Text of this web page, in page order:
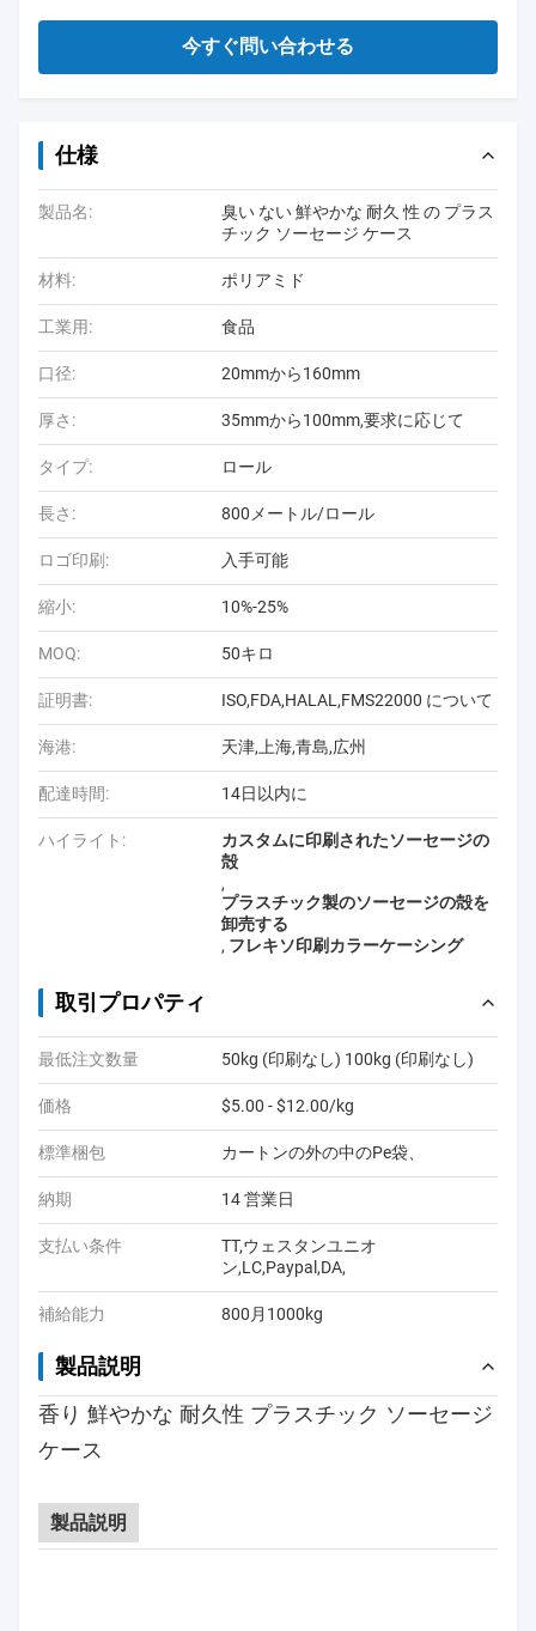
今すぐ問い合わせる
仕様
製品名:
臭い ない 鮮やかな 耐久 性 の プラス
チック ソーセージ ケース
材料: ポリアミド
工業用: 食品
口径: 20mmから160mm
厚さ: 35mmから100mm,要求に応じて
タイプ: ロール
長さ: 800メートル/ロール
ロゴ印刷: 入手可能
縮小: 10%-25%
MOQ: 50キロ
証明書: ISO,FDA,HALAL,FMS22000 について
海港: 天津,上海,青島,広州
配達時間: 14日以内に
ハイライト:
カスタムに印刷されたソーセージの
殻
,
プラスチック製のソーセージの殻を
卸売する
, フレキソ印刷カラーケーシング
取引プロパティ
最低注文数量 50kg (印刷なし) 100kg (印刷なし)
価格 $5.00 - $12.00/kg
標準梱包 カートンの外の中のPe袋、
納期 14 営業日
支払い条件
TT,ウェスタンユニオ
ン,LC,Paypal,DA,
補給能力 800月1000kg
製品説明
香り 鮮やかな 耐久性 プラスチック ソーセージ
ケース
製品説明